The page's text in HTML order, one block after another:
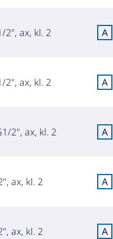
2", ax, kl. 2 A
2", ax, kl. 2 A
2", ax, kl. 2 A
ax, kl. 2 A
ax, kl. 2 A